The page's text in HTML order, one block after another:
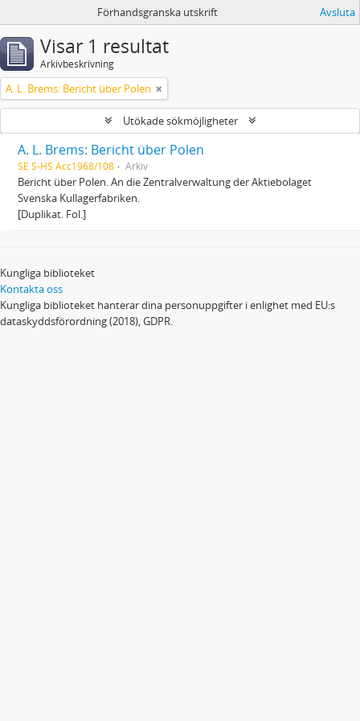
Förhandsgranska utskrift Avsluta
Visar 1 resultat
Arkivbeskrivning
A. L. Brems: Bericht über Polen
Utökade sökmöjligheter
A. L. Brems: Bericht über Polen
SE S-HS Acc1968/108 Arkiv
Bericht über Polen. An die Zentralverwaltung der Aktiebolaget
Svenska Kullagerfabriken.
[Duplikat. Fol.]
Kungliga biblioteket
Kontakta oss
Kungliga biblioteket hanterar dina personuppgifter i enlighet med EU:s
dataskyddsförordning (2018), GDPR.